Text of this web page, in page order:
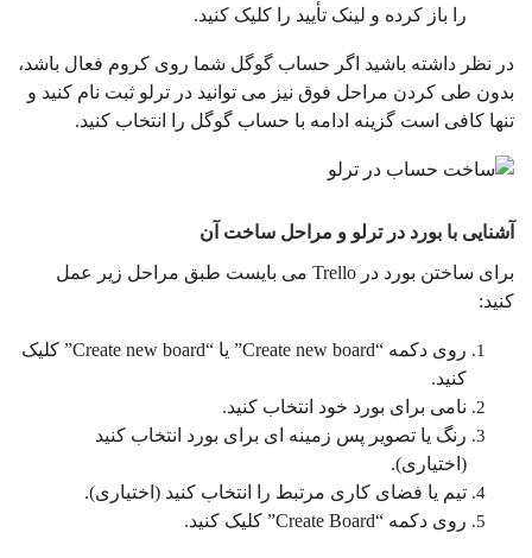
را باز کرده و لینک تأیید را کلیک کنید.
در نظر داشته باشید اگر حساب گوگل شما روی کروم فعال باشد،
بدون طی کردن مراحل فوق نیز می توانید در ترلو ثبت نام کنید و
تنها کافی است گزینه ادامه با حساب گوگل را انتخاب کنید.
آشنایی با بورد در ترلو و مراحل ساخت آن
برای ساختن بورد در Trello می بایست طبق مراحل زیر عمل
کنید:
روی دکمه “Create new board” یا “Create new board” کلیک
کنید.
نامی برای بورد خود انتخاب کنید.
رنگ یا تصویر پس زمینه ای برای بورد انتخاب کنید
(اختیاری).
تیم یا فضای کاری مرتبط را انتخاب کنید (اختیاری).
روی دکمه “Create Board” کلیک کنید.